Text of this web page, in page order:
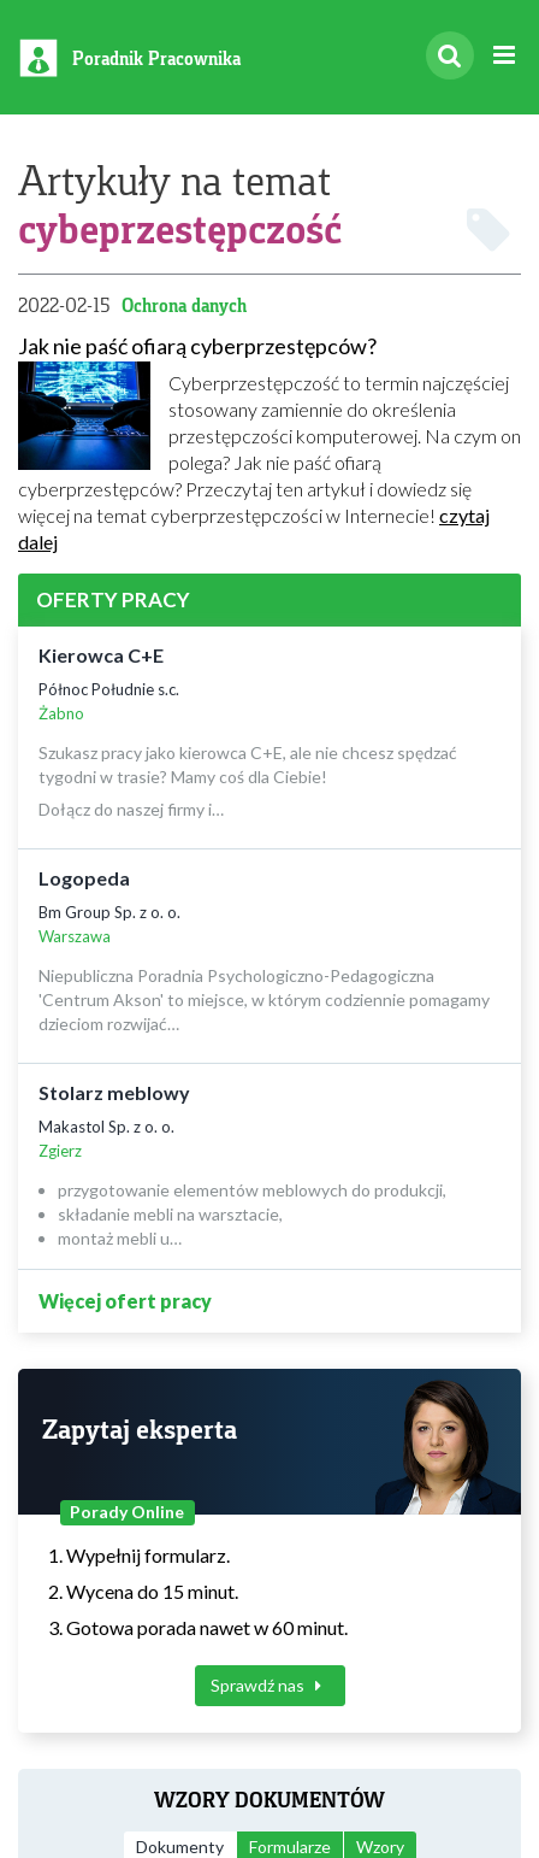
Poradnik Pracownika
Artykuły na temat
cybeprzestępczość
2022-02-15 Ochrona danych
Jak nie paść ofiarą cyberprzestępców?
Cyberprzestępczość to termin najczęściej
stosowany zamiennie do określenia
przestępczości komputerowej. Na czym on
polega? Jak nie paść ofiarą
cyberprzestępców? Przeczytaj ten artykuł i dowiedz się
więcej na temat cyberprzestępczości w Internecie! czytaj
dalej
OFERTY PRACY
Kierowca C+E
Północ Południe s.c.
Żabno
Szukasz pracy jako kierowca C+E, ale nie chcesz spędzać
tygodni w trasie? Mamy coś dla Ciebie!
Dołącz do naszej firmy i…
Logopeda
Bm Group Sp. z o. o.
Warszawa
Niepubliczna Poradnia Psychologiczno-Pedagogiczna
'Centrum Akson' to miejsce, w którym codziennie pomagamy
dzieciom rozwijać…
Stolarz meblowy
Makastol Sp. z o. o.
Zgierz
przygotowanie elementów meblowych do produkcji,
składanie mebli na warsztacie,
montaż mebli u…
Więcej ofert pracy
Zapytaj eksperta
Porady Online
Wypełnij formularz.
Wycena do 15 minut.
Gotowa porada nawet w 60 minut.
Sprawdź nas
WZORY DOKUMENTÓW
Dokumenty Formularze Wzory